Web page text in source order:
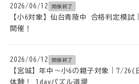
2026/06/12 開催終了
【小6対象】仙台青陵中 合格判定模
開催！
2026/06/12 開催終了
【宮城】年中～小6の親子対象｜7/
体験！ 1dayパズル道場